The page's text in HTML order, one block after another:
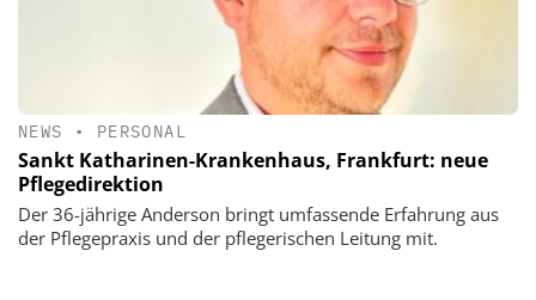
NEWS • PERSONAL
Sankt Katharinen-Krankenhaus, Frankfurt: neue
Pflegedirektion
Der 36-jährige Anderson bringt umfassende Erfahrung aus
der Pflegepraxis und der pflegerischen Leitung mit.